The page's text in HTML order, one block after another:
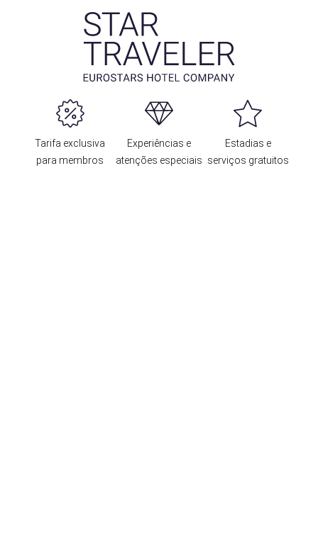
Tarifa exclusiva
para membros
Experiências e
atenções especiais
Estadias e
serviços gratuitos